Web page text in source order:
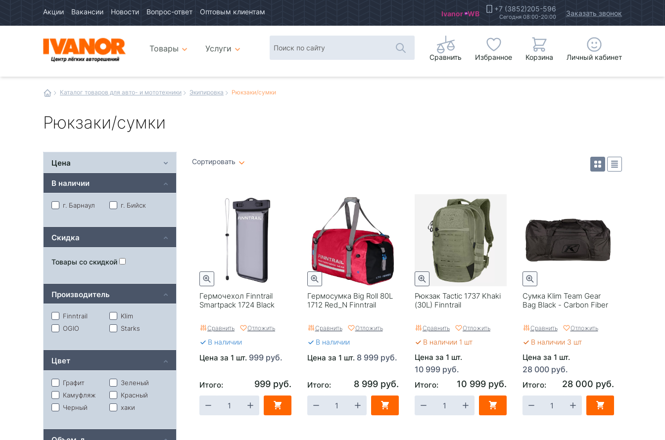
Акции Вакансии Новости Вопрос-ответ Оптовым клиентам Ivanor WB +7 (3852)205-596
Сегодня 08:00-20:00 Заказать звонок
интернетТовары
Услуги
Сравнить Избранное Корзина Личный кабинет
Каталог товаров для авто- и мототехники Экипировка Рюкзаки/сумки
Рюкзаки/сумки
Сортировать
Гермочехол Finntrail
Smartpack 1724 Black
Сравнить Отложить
В наличии
Цена за 1 шт. 999 руб.
Итого: 999 руб.
Гермосумка Big Roll 80L
1712 Red_N Finntrail
Сравнить Отложить
В наличии
Цена за 1 шт. 8 999 руб.
Итого: 8 999 руб.
Рюкзак Tactic 1737 Khaki
(30L) Finntrail
Сравнить Отложить
В наличии 1 шт
Цена за 1 шт.
10 999 руб.
Итого: 10 999 руб.
Сумка Klim Team Gear
Bag Black - Carbon Fiber
Сравнить Отложить
В наличии 3 шт
Цена за 1 шт.
28 000 руб.
Итого: 28 000 руб.
Цена
В наличии
г. Барнаул г. Бийск
Скидка
Товары со скидкой
Производитель
Finntrail
Klim
OGIO
Starks
Цвет
Графит
Зеленый
Камуфляж
Красный
Черный
хаки